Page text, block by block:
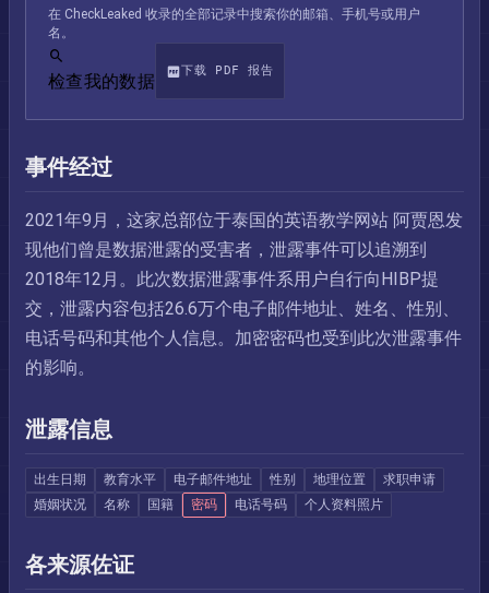
在 CheckLeaked 收录的全部记录中搜索你的邮箱、手机号或用户
名。
检查我的数据
下载 PDF 报告
事件经过
2021年9月，这家总部位于泰国的英语教学网站 阿贾恩发
现他们曾是数据泄露的受害者，泄露事件可以追溯到
2018年12月。此次数据泄露事件系用户自行向HIBP提
交，泄露内容包括26.6万个电子邮件地址、姓名、性别、
电话号码和其他个人信息。加密密码也受到此次泄露事件
的影响。
泄露信息
出生日期 教育水平 电子邮件地址 性别 地理位置
求职申请
婚姻状况
名称 国籍 密码 电话号码 个人资料照片
各来源佐证